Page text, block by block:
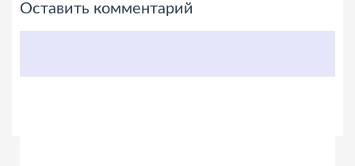
Оставить комментарий